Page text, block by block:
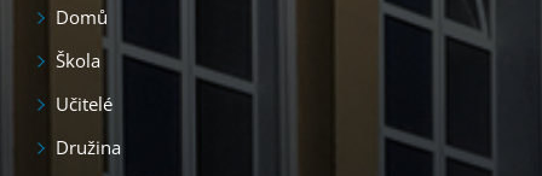
Domů
Škola
Učitelé
Družina